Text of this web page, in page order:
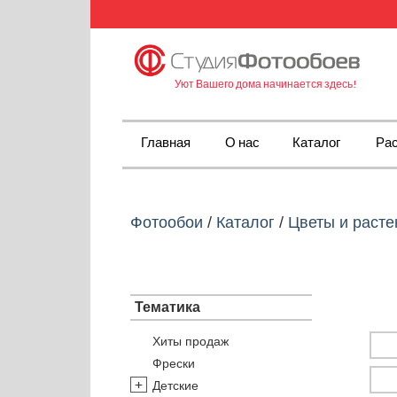
Уют Вашего дома начинается здесь!
Главная О нас Каталог
Фотообои / Каталог / Цветы и
Тематика
Хиты продаж
Фрески
Детские